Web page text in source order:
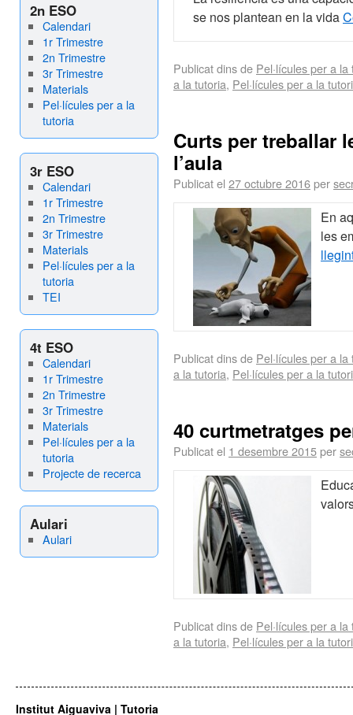
2n ESO
Calendari
1r Trimestre
2n Trimestre
3r Trimestre
Materials
Pel·lícules per a la
tutoria
3r ESO
Calendari
1r Trimestre
2n Trimestre
3r Trimestre
Materials
Pel·lícules per a la
tutoria
TEI
4t ESO
Calendari
1r Trimestre
2n Trimestre
3r Trimestre
Materials
Pel·lícules per a la
tutoria
Projecte de recerca
Aulari
Aulari
se nos plantean en la vida
Publicat dins de Pel·lícules per a la
a la tutoria, Pel·lícules per a la
Curts per treballar
l’aula
Publicat el 27 octubre 2016per
En
les
Publicat dins de Pel·lícules per a la
a la tutoria, Pel·lícules per a la
40 curtmetratges
Publicat el 1 desembre 2015per
Publicat dins de Pel·lícules per a la
a la tutoria, Pel·lícules per a la
Institut Aiguaviva | Tutoria